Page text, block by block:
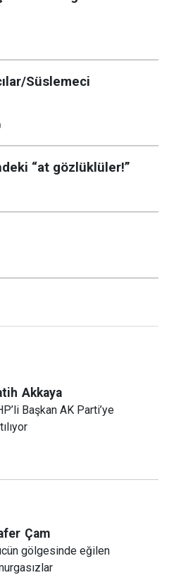
Süslemeci
“at gözlüklüler!”
Akkaya
Başkan AK Parti’ye
Çam
gölgesinde eğilen